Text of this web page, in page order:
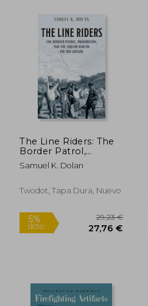
dcto. 62,61 €
The Line Riders: The
Border Patrol,
Prohibition, and the
Liquor war on the rio
Samuel K. Dolan
Twodot, Tapa Dura, Nuevo